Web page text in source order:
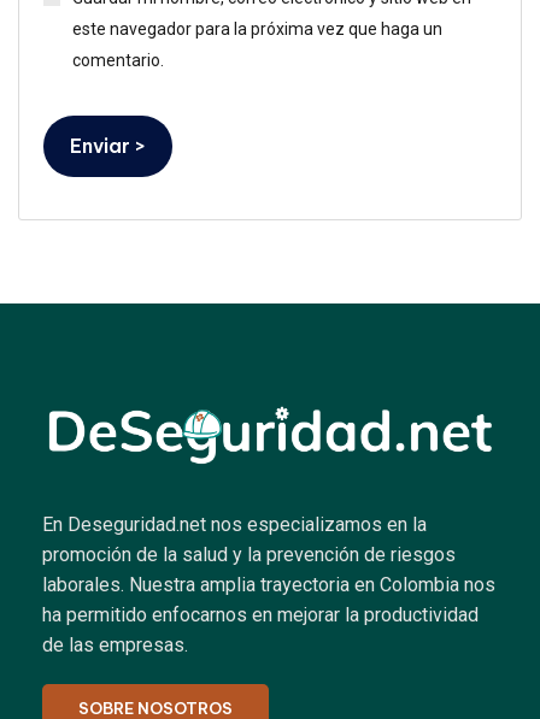
este navegador para la próxima vez que haga un
comentario.
En Deseguridad.net nos especializamos en la
promoción de la salud y la prevención de riesgos
laborales. Nuestra amplia trayectoria en Colombia nos
ha permitido enfocarnos en mejorar la productividad
de las empresas.
SOBRE NOSOTROS